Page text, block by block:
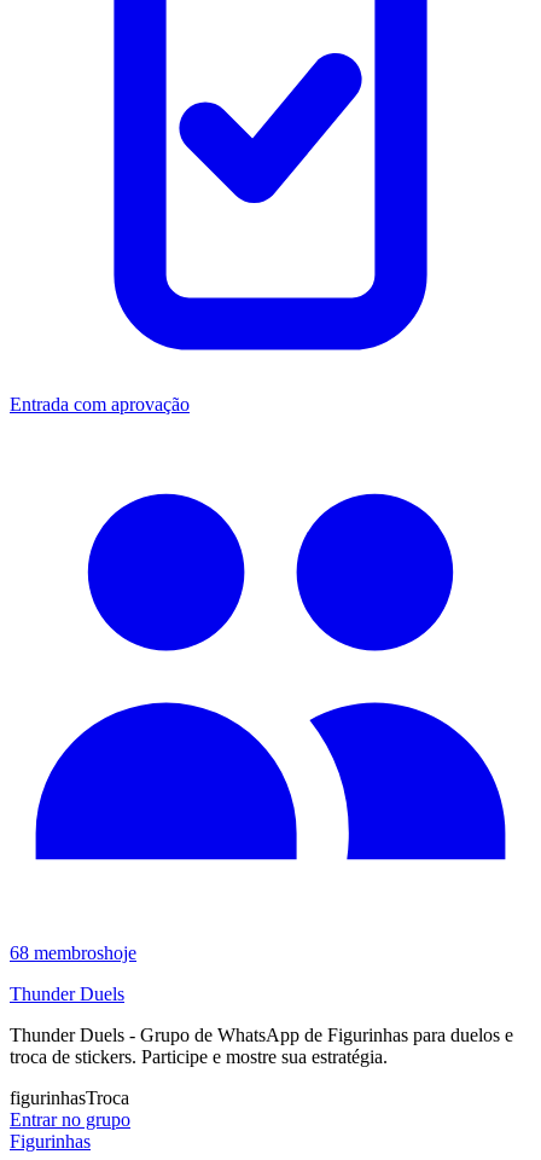
Entrada com aprovação
68 membroshoje
Thunder Duels
Thunder Duels - Grupo de WhatsApp de Figurinhas para duelos e
troca de stickers. Participe e mostre sua estratégia.
figurinhasTroca
Entrar no grupo
Figurinhas